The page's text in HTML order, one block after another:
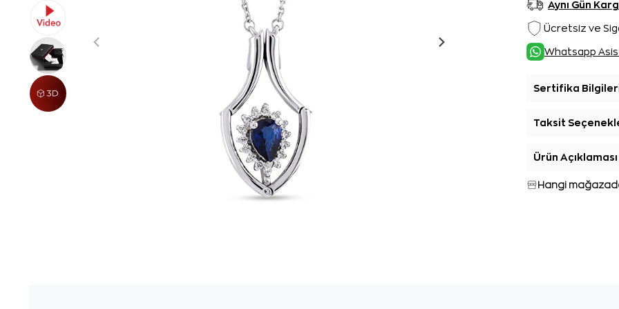
Aynı Gün
Ücretsiz ve
Whatsapp
Sertifika
Taksit
Ürün Açıklaması
Hangi